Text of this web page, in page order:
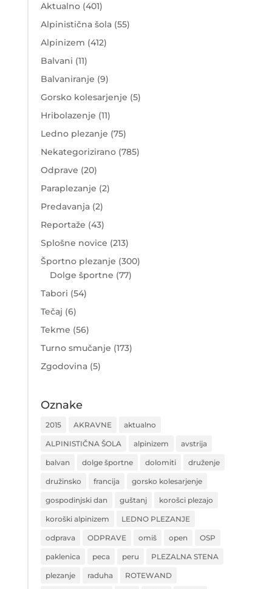
Aktualno(401)
Alpinistična šola(55)
Alpinizem (412)
Balvani (11)
Balvaniranje (9)
Gorsko kolesarjenje (5)
Hribolazenje (11)
Ledno plezanje (75)
Nekategorizirano(785)
Odprave (20)
Paraplezanje (2)
Predavanja(2)
Reportaže (43)
Splošne novice (213)
Športno plezanje (300)
Dolge športne (77)
Tabori (54)
Tečaj (6)
Tekme (56)
Turno smučanje (173)
Zgodovina(5)
Oznake
2015 AKRAVNE aktualno
ALPINISTIČNA ŠOLA alpinizem avstrija
balvan dolge športne dolomiti druženje
družinsko francija gorsko kolesarjenje
gospodinjski dan guštanj korošci plezajo
koroški alpinizem LEDNO PLEZANJE
odprava ODPRAVE omiš open OSP
paklenica peca peru PLEZALNA STENA
plezanje raduha ROTEWAND